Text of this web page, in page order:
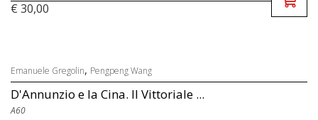
€ 30,00
Emanuele Gregolin, Pengpeng Wang
D'Annunzio e la Cina. Il Vittoriale ...
A60